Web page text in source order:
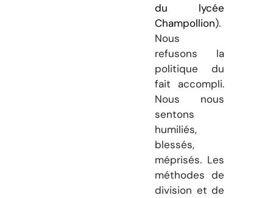
du lycée
Champollion).
Nous
refusons la
politique du
fait accompli.
Nous nous
sentons
humiliés,
blessés,
méprisés. Les
méthodes de
division et de